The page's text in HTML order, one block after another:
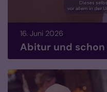
16. Juni 2026
Abitur und schon